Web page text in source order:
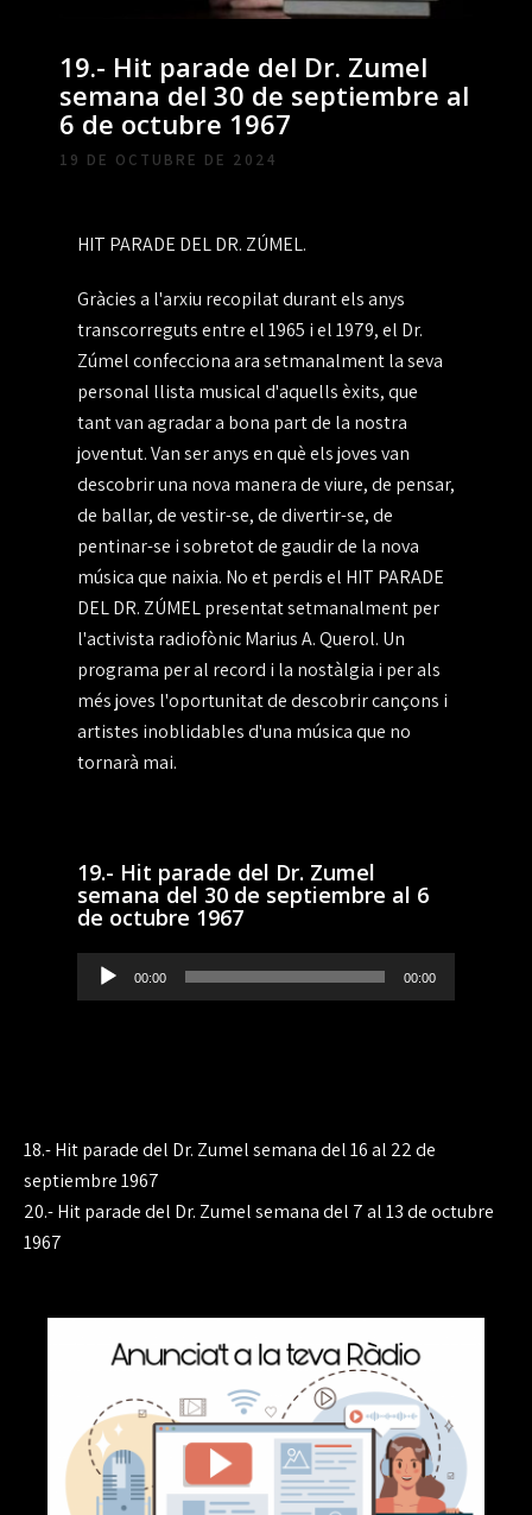
19.- Hit parade del Dr. Zumel
semana del 30 de septiembre al
6 de octubre 1967
19 DE OCTUBRE DE 2024
HIT PARADE DEL DR. ZÚMEL.
Gràcies a l'arxiu recopilat durant els anys
transcorreguts entre el 1965 i el 1979, el Dr.
Zúmel confecciona ara setmanalment la seva
personal llista musical d'aquells èxits, que
tant van agradar a bona part de la nostra
joventut. Van ser anys en què els joves van
descobrir una nova manera de viure, de pensar,
de ballar, de vestir-se, de divertir-se, de
pentinar-se i sobretot de gaudir de la nova
música que naixia. No et perdis el HIT PARADE
DEL DR. ZÚMEL presentat setmanalment per
l'activista radiofònic Marius A. Querol. Un
programa per al record i la nostàlgia i per als
més joves l'oportunitat de descobrir cançons i
artistes inoblidables d'una música que no
tornarà mai.
19.- Hit parade del Dr. Zumel
semana del 30 de septiembre al 6
de octubre 1967
Reproductor
de
00:00 00:00
Navegación
de
entradas
18.- Hit parade del Dr. Zumel semana del 16 al 22 de
septiembre 1967
20.- Hit parade del Dr. Zumel semana del 7 al 13 de octubre
1967